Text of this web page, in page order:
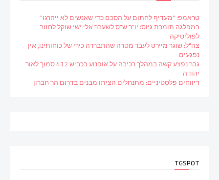
טראמפ: "מעדיף לחתום על הסכם כדי שאנשים לא ייהרגו"
במפלגה תומכת גיוס: יו"ר ש"ס לשעבר אלי ישי שוקל לחזור
לפוליטיקה
צה"ל: שוגר מיירט לעבר מטרה שהתבררה כירי של כוחותינו, אין
נפגעים
גבר נפצע קשה במהלך רכיבה על אופנוע בכביש 412 סמוך לאור
יהודה
דיווחים פלסטיניים: מתנחלים הציתו מבנים בדרום הר חברון
TGSPOT